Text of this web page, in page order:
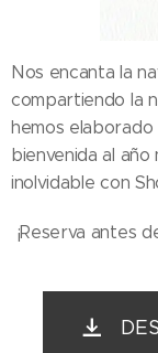
Nos encanta la
compartiendo la
hemos
bienvenida al
inolvidable con
¡Reserva antes